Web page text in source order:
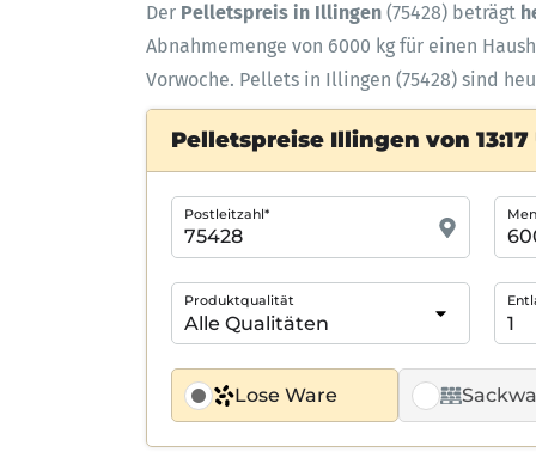
Der Pelletspreis in Illingen (75428) beträgt
Abnahmemenge von 6000 kg für einen
Vorwoche. Pellets in Illingen (75428) sind
Pelletspreise Illingen von 13:17
Lose Ware
Postleitzahl*
Produktqualität